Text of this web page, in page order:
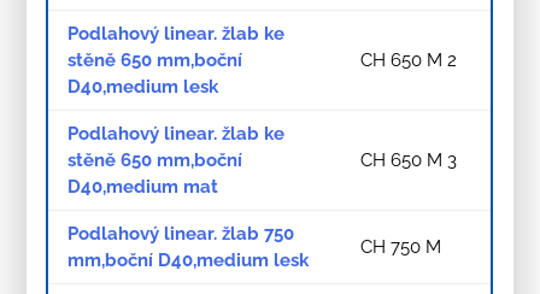
Podlahový linear. žlab ke
stěně 650 mm,boční
D40,medium lesk
CH 650 M 2
Podlahový linear. žlab ke
stěně 650 mm,boční
D40,medium mat
CH 650 M 3
Podlahový linear. žlab 750
mm,boční D40,medium lesk
CH 750 M